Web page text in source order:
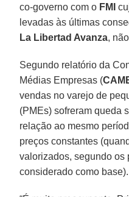
co-governo com o FMI
levadas às últimas
La Libertad Avanza,
Segundo relatório da
Médias Empresas (
vendas no varejo de
(PMEs) sofreram queda
relação ao mesmo
preços constantes
valorizados, segundo os
considerado como base).